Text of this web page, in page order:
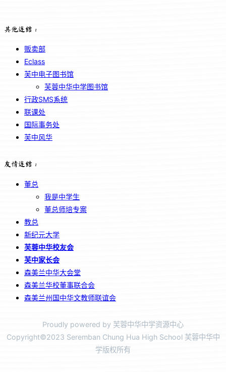
其他连结：
贩卖部
Eclass
芙中电子图书馆
芙蓉中华中学图书馆
行政SMS系统
联课处
国际事务处
芙中风华
友情连结：
董总
我是中学生
董总师培专案
教总
新纪元大学
芙蓉中华校友会
芙中家长会
森美兰中华大会堂
森美兰华校董事联合会
森美兰州国中华文教师联谊会
Proudly powered by 芙蓉中华中学资源中心
Copyright©2023 Seremban Chung Hua High School 芙蓉中华中
学版权所有